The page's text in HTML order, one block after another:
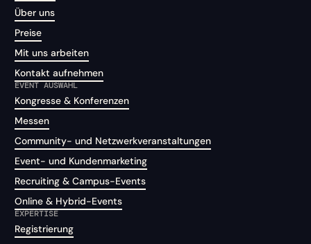
Über uns
Preise
Mit uns arbeiten
Kontakt aufnehmen
EVENT AUSWAHL
Kongresse & Konferenzen
Messen
Community- und Netzwerkveranstaltungen
Event- und Kundenmarketing
Recruiting & Campus-Events
Online & Hybrid-Events
EXPERTISE
Registrierung